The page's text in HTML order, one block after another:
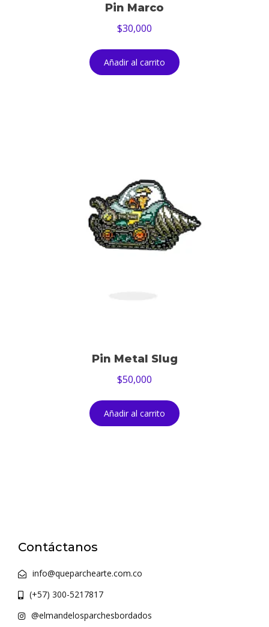
Pin Marco
$30,000
Añadir al carrito
Pin Metal Slug
$50,000
Añadir al carrito
Contáctanos
info@queparchearte.com.co
(+57) 300-5217817
@elmandelosparchesbordados